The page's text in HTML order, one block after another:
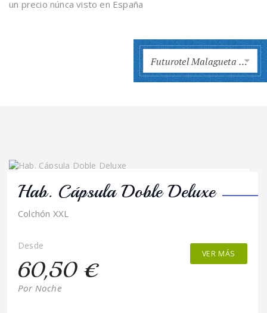
un precio núnca visto en España
Futurotel Malagueta Málaga
Hab. Cápsula Doble Deluxe
Colchón XXL
Desde
60,50 €
Por Noche
VER MÁS